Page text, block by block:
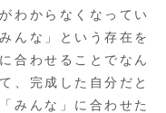
わからなくなってい
んな」という存在を
合わせることでなん
、完成した自分だと
みんな」に合わせた